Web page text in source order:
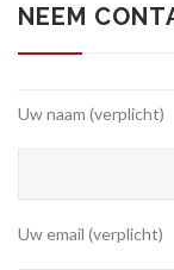
NEEM
Uw naam (verplicht)
Uw email (verplicht)